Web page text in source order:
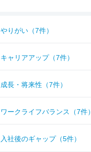
やりがい（7件）
キャリアアップ（7件）
成長・将来性（7件）
ワークライフバランス（7件）
入社後のギャップ（5件）